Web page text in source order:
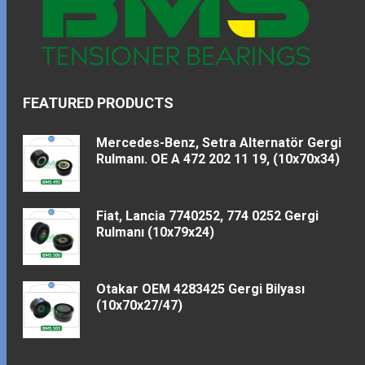
FEATURED PRODUCTS
Mercedes-Benz, Setra Alternatör Gergi
Rulmanı. OE A 472 202 11 19, (10x70x34)
Fiat, Lancia 7740252, 774 0252 Gergi
Rulmanı (10x79x24)
Otakar OEM 4283425 Gergi Bilyası
(10x70x27/47)